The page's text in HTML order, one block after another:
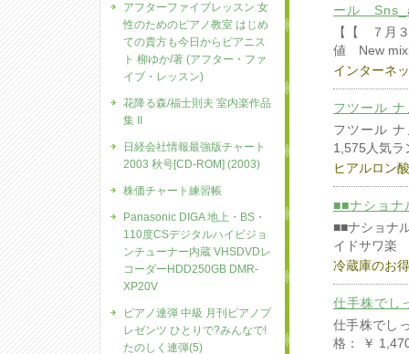
ール
【【 ７月
値 New
インターネ
フツール
フツール
1,575人気ラ
ヒアルロン
■■ナショ
■■ナショナ
イドサワ楽
冷蔵庫のお
仕手株でし
仕手株でし
格： ￥
アフターファイブレッスン 女
性のためのピアノ教室 はじめ
ての貴方も今日からピアニス
ト 柳ゆか/著 (アフター・ファ
イブ・レッスン)
花降る森/福士則夫 室内楽作品
集 II
日経会社情報最強版チャート
2003 秋号[CD-ROM] (2003)
株価チャート練習帳
Panasonic DIGA 地上・BS・
110度CSデジタルハイビジョ
ンチューナー内蔵 VHSDVDレ
コーダーHDD250GB DMR-
XP20V
ピアノ連弾 中級 月刊ピアノプ
レゼンツ ひとりで?みんなで!
たのしく連弾(5)